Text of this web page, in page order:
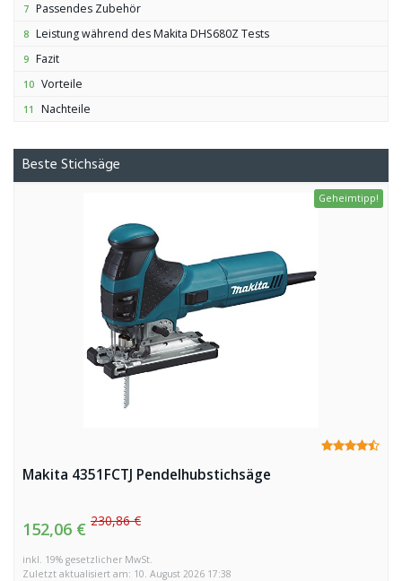
7 Passendes Zubehör
8 Leistung während des Makita DHS680Z Tests
9 Fazit
10 Vorteile
11 Nachteile
Beste Stichsäge
Geheimtipp!
Makita 4351FCTJ Pendelhubstichsäge
152,06 € 230,86 €
inkl. 19% gesetzlicher MwSt.
Zuletzt aktualisiert am: 10. August 2026 17:38